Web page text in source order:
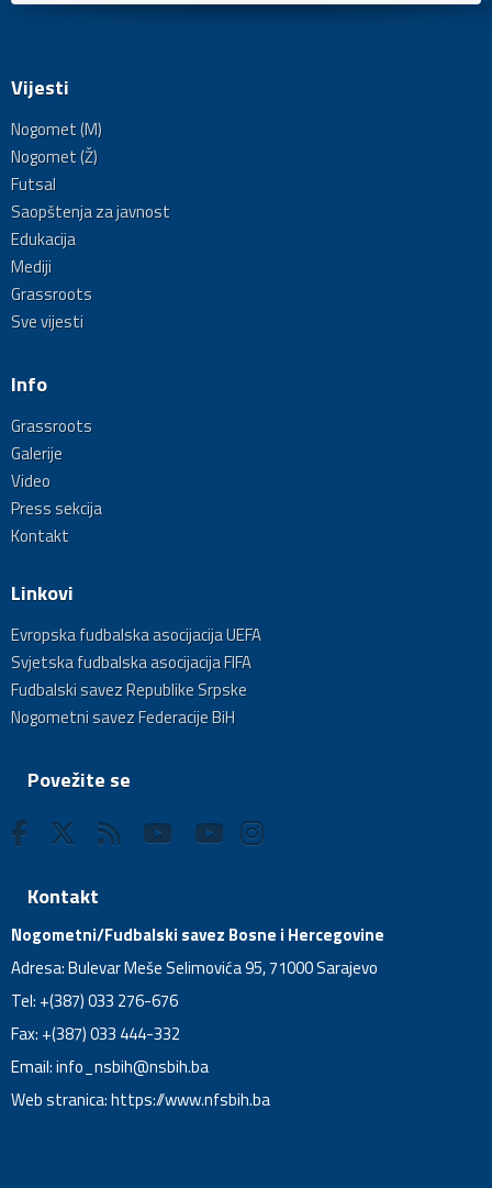
Vijesti
Nogomet (M)
Nogomet (Ž)
Futsal
Saopštenja za javnost
Edukacija
Mediji
Grassroots
Sve vijesti
Info
Grassroots
Galerije
Video
Press sekcija
Kontakt
Linkovi
Evropska fudbalska asocijacija UEFA
Svjetska fudbalska asocijacija FIFA
Fudbalski savez Republike Srpske
Nogometni savez Federacije BiH
Povežite se
Kontakt
Nogometni/Fudbalski savez Bosne i Hercegovine
Adresa: Bulevar Meše Selimovića 95, 71000 Sarajevo
Tel: +(387) 033 276-676
Fax: +(387) 033 444-332
Email:info_nsbih@nsbih.ba
Web stranica: https://www.nfsbih.ba